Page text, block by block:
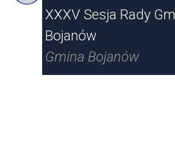
XXXV Sesja Rady
Bojanów
Gmina Bojanów